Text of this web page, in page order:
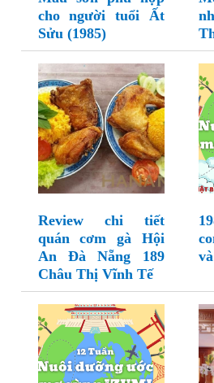
cho người tuổi Ất
Sửu (1985)
Review chi tiết
quán cơm gà Hội
An Đà Nẵng 189
Châu Thị Vĩnh Tế